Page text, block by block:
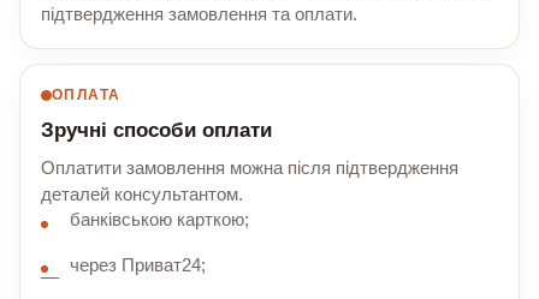
підтвердження замовлення та оплати.
ОПЛАТА
Зручні способи оплати
Оплатити замовлення можна після підтвердження
деталей консультантом.
банківською карткою;
через Приват24;